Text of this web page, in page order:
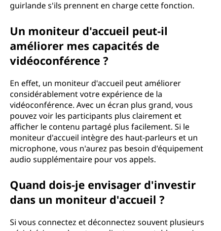
guirlande s'ils prennent en charge cette fonction.
Un moniteur d'accueil peut-il
améliorer mes capacités de
vidéoconférence ?
En effet, un moniteur d'accueil peut améliorer
considérablement votre expérience de la
vidéoconférence. Avec un écran plus grand, vous
pouvez voir les participants plus clairement et
afficher le contenu partagé plus facilement. Si le
moniteur d'accueil intègre des haut-parleurs et un
microphone, vous n'aurez pas besoin d'équipement
audio supplémentaire pour vos appels.
Quand dois-je envisager d'investir
dans un moniteur d'accueil ?
Si vous connectez et déconnectez souvent plusieurs